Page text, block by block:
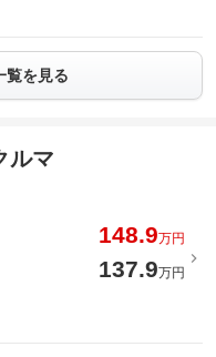
覧を見る
ルマ
148.9万円
137.9万円